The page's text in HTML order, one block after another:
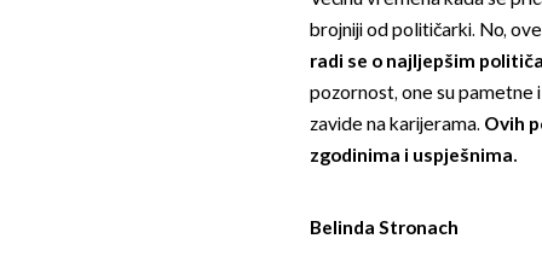
brojniji od političarki. No,
radi se o najljepšim
pozornost, one su pametne
zavide na karijerama. Ovih
zgodinima i uspješnima.
Belinda Stronach